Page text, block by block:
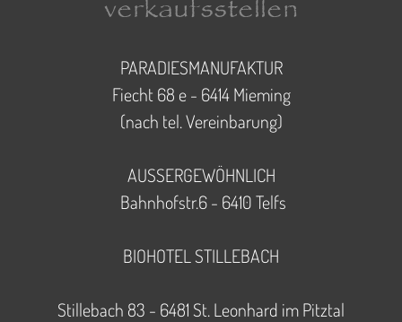
PARADIESMANUFAKTUR
Fiecht 68 e - 6414 Mieming
(nach tel. Vereinbarung)
AUSSERGEWÖHNLICH
Bahnhofstr.6 - 6410 Telfs
BIOHOTEL STILLEBACH
Stillebach 83 - 6481 St. Leonhard im Pitztal